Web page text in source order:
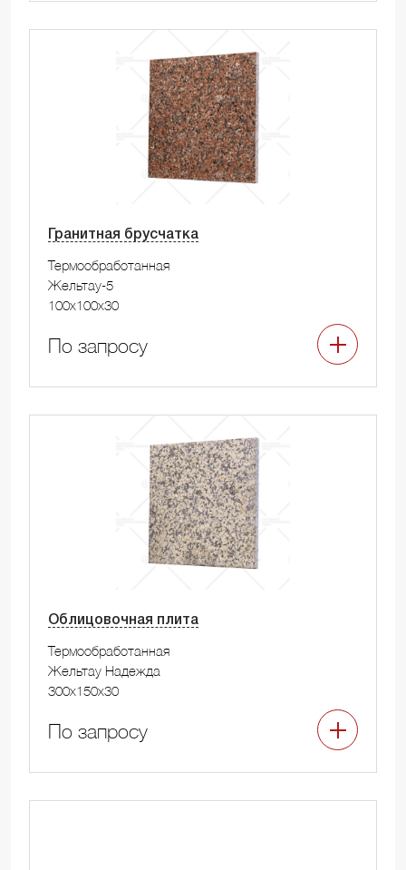
Гранитная брусчатка
Термообработанная
Жельтау-5
100x100x30
По запросу
Облицовочная плита
Термообработанная
Жельтау Надежда
300x150x30
По запросу